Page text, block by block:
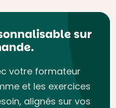
sur
votre formateur
et les exercices
alignés sur vos